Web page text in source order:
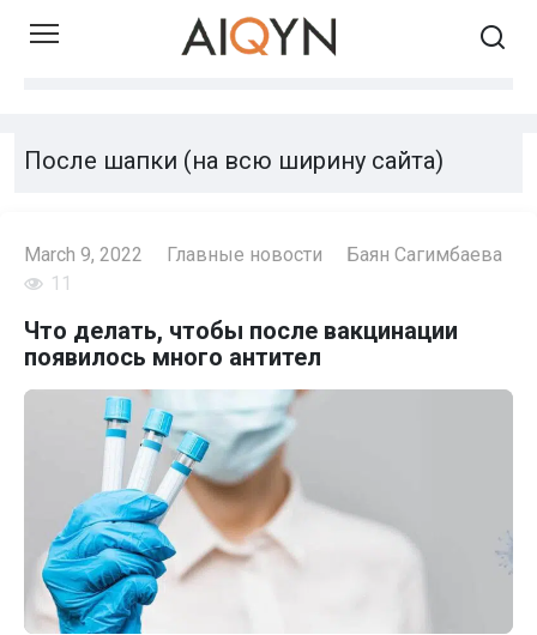
Skip
После шапки (на всю ширину сайта)
March 9, 2022 Главные новости
Баян Сагимбаева
11
Что делать, чтобы после вакцинации
появилось много антител